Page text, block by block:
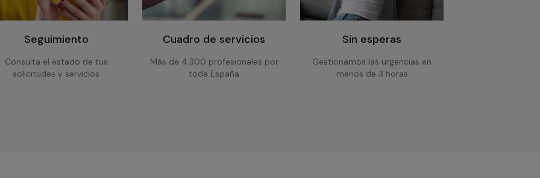
Seguimiento
Consulta el estado de tus
solicitudes y servicios
Cuadro de servicios
Más de 4.300 profesionales por
toda España
Sin esperas
Gestionamos las urgencias en
menos de 3 horas